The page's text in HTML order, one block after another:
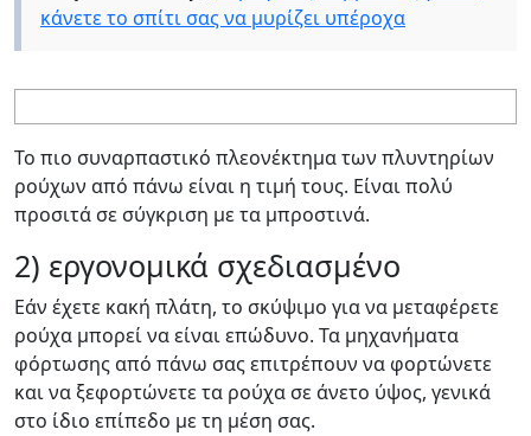
κάνετε το σπίτι σας να μυρίζει υπέροχα
Το πιο συναρπαστικό πλεονέκτημα των πλυντηρίων
ρούχων από πάνω είναι η τιμή τους. Είναι πολύ
προσιτά σε σύγκριση με τα μπροστινά.
2) εργονομικά σχεδιασμένο
Εάν έχετε κακή πλάτη, το σκύψιμο για να μεταφέρετε
ρούχα μπορεί να είναι επώδυνο. Τα μηχανήματα
φόρτωσης από πάνω σας επιτρέπουν να φορτώνετε
και να ξεφορτώνετε τα ρούχα σε άνετο ύψος, γενικά
στο ίδιο επίπεδο με τη μέση σας.